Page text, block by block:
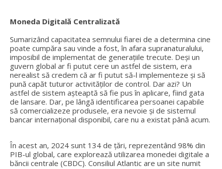
Moneda Digitală Centralizată
Sumarizând capacitatea semnului fiarei de a determina cine
poate cumpăra sau vinde a fost, în afara supranaturalului,
imposibil de implementat de generațiile trecute. Deși un
guvern global ar fi putut cere un astfel de sistem, era
nerealist să credem că ar fi putut să-l implementeze și să
pună capăt tuturor activităților de control. Dar azi? Un
astfel de sistem așteaptă să fie pus în aplicare, fiind gata
de lansare. Dar, pe lângă identificarea persoanei capabile
să comercializeze produsele, era nevoie și de sistemul
bancar internațional disponibil, care nu a existat până acum.
În acest an, 2024 sunt 134 de țări, reprezentând 98% din
PIB-ul global, care explorează utilizarea monedei digitale a
băncii centrale (CBDC). Consiliul Atlantic are un site numit